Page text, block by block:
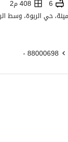
6 408 م2
88000698 -